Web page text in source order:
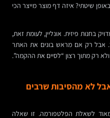
שיטתי? איזה דף מוצר מייצר הכי
בחנות פיזית. אונליין, לעומת זאת,
אבל רק אם מראש בונים את האתר
רק מתוך רצון “לסיים את ההקמה”.
לא מהסיבות שרבים
לשאלת הפלטפורמה. זו שאלה